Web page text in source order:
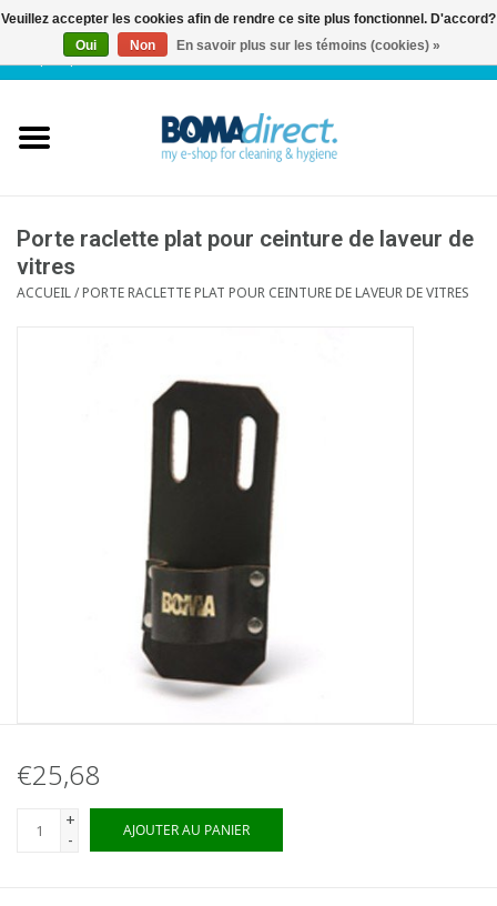
FR| 0 Articles
Service client
Blog
Porte raclette plat pour ceinture de laveur de
vitres
ACCUEIL/PORTE RACLETTE PLAT POUR CEINTURE DE LAVEUR DE VITRES
€25,68
+
-
AJOUTER AU PANIER
Veuillez accepter les cookies afin de rendre ce site plus fonctionnel. D'accord?
Oui
Non En savoir plus sur les témoins (cookies) »